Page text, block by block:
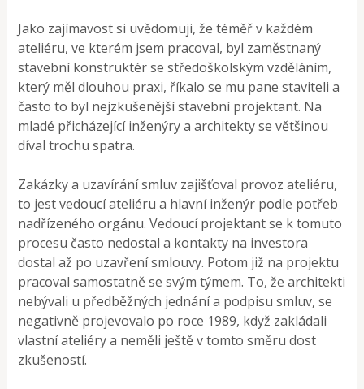
Jako zajímavost si uvědomuji, že téměř v každém
ateliéru, ve kterém jsem pracoval, byl zaměstnaný
stavební konstruktér se středoškolským vzděláním,
který měl dlouhou praxi, říkalo se mu pane staviteli a
často to byl nejzkušenější stavební projektant. Na
mladé přicházející inženýry a architekty se většinou
díval trochu spatra.
Zakázky a uzavírání smluv zajišťoval provoz ateliéru,
to jest vedoucí ateliéru a hlavní inženýr podle potřeb
nadřízeného orgánu. Vedoucí projektant se k tomuto
procesu často nedostal a kontakty na investora
dostal až po uzavření smlouvy. Potom již na projektu
pracoval samostatně se svým týmem. To, že architekti
nebývali u předběžných jednání a podpisu smluv, se
negativně projevovalo po roce 1989, když zakládali
vlastní ateliéry a neměli ještě v tomto směru dost
zkušeností.